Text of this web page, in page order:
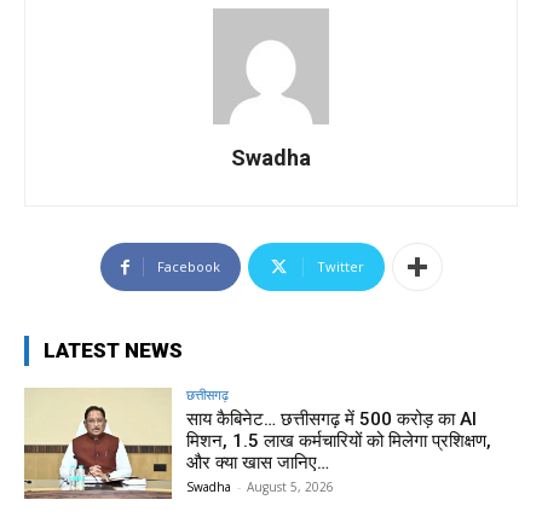
Swadha
Facebook Twitter
LATEST NEWS
छत्तीसगढ़
साय कैबिनेट… छत्तीसगढ़ में 500 करोड़ का AI
मिशन, 1.5 लाख कर्मचारियों को मिलेगा प्रशिक्षण,
और क्या खास जानिए…
Swadha - August 5, 2026